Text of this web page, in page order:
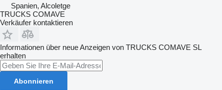
Spanien, Alcoletge
TRUCKS COMAVE
Verkäufer kontaktieren
Informationen über neue Anzeigen von TRUCKS COMAVE SL
erhalten
Abonnieren